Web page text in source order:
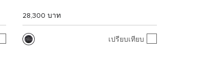
28,300 บาท
เปรียบเทียบ